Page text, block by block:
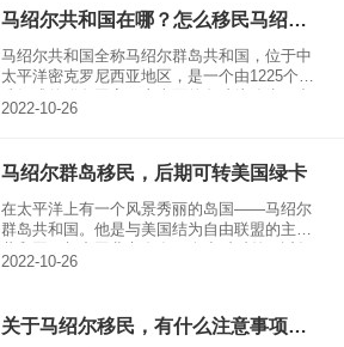
马绍尔共和国在哪？怎么移民马绍尔获得护照？
马绍尔共和国全称马绍尔群岛共和国，位于中
太平洋密克罗尼西亚地区，是一个由1225个岛
群岛，西北面的岛礁统称为日落群岛，日出群
2022-10-26
马绍尔群岛移民，后期可转美国绿卡
在太平洋上有一个风景秀丽的岛国——马绍尔
群岛共和国。他是与美国结为自由联盟的主权
的移民大热风潮，马绍尔群岛共和国也成为了
可转美国绿卡的热点问题。
2022-10-26
关于马绍尔移民，有什么注意事项吗，或者有什么需要了解的吗？